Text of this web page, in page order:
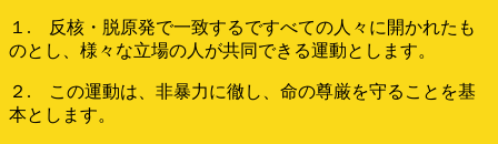
１. 反核・脱原発で一致するですべての人々に開かれたも
のとし、様々な立場の人が共同できる運動とします。
２. この運動は、非暴力に徹し、命の尊厳を守ることを基
本とします。